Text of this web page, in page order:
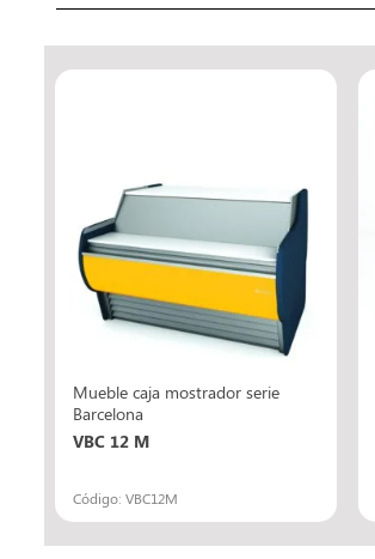
Mueble caja mostrador serie
Barcelona
VBC 12 M
Código: VBC12M